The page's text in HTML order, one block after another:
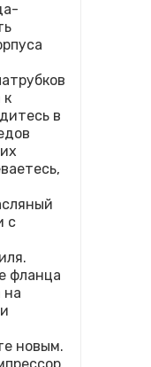
к
в
с
фланца
на
новым.